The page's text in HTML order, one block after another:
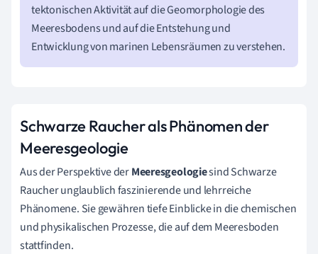
tektonischen Aktivität auf die Geomorphologie des
Meeresbodens und auf die Entstehung und
Entwicklung von marinen Lebensräumen zu verstehen.
Schwarze Raucher als Phänomen der
Meeresgeologie
Aus der Perspektive derMeeresgeologiesind Schwarze
Raucher unglaublich faszinierende und lehrreiche
Phänomene. Sie gewähren tiefe Einblicke in die chemischen
und physikalischen Prozesse, die auf dem Meeresboden
stattfinden.